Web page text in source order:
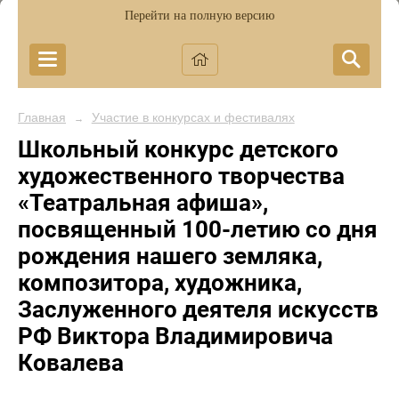
Перейти на полную версию
Главная → Участие в конкурсах и фестивалях
Школьный конкурс детского
художественного творчества
«Театральная афиша»,
посвященный 100-летию со дня
рождения нашего земляка,
композитора, художника,
Заслуженного деятеля искусств
РФ Виктора Владимировича
Ковалева